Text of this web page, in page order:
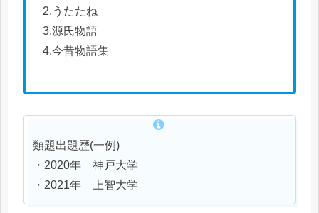
2.うたたね
3.源氏物語
4.今昔物語集
類題出題歴(一例)
・2020年 神戸大学
・2021年 上智大学